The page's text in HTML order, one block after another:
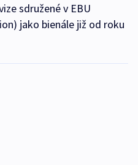
sdružené v EBU
jako bienále již od roku